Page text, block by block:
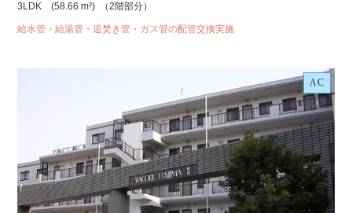
3LDK
(58.66 m²) （2階部分）
給水管・給湯管・追焚き管・ガス管の配管交換実施
AC